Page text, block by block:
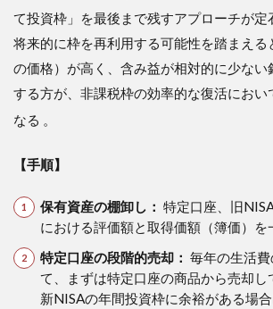
て投資枠」を最後まで残すアプローチが定
将来的に枠を再利用する可能性を踏まえる
の価格）が高く、含み益が相対的に少ない
する方が、非課税枠の効率的な復活におい
なる 。
【手順】
保有資産の棚卸し： 特定口座、旧
における評価額と取得価額（簿価）を
特定口座の段階的売却： 毎年の生活
て、まずは特定口座の商品から売却し
新NISAの年間投資枠に余裕がある場